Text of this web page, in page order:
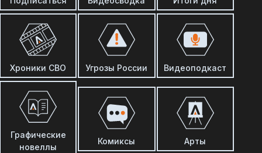
Хроники СВО Угрозы России Видеоподкаст
Графические
новеллы
Комиксы Арты